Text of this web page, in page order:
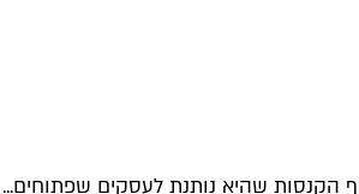
הקנסות שהיא נותנת לעסקים שפתוחים...